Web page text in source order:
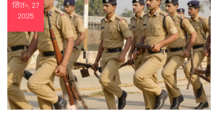
सित॰, 27
2025